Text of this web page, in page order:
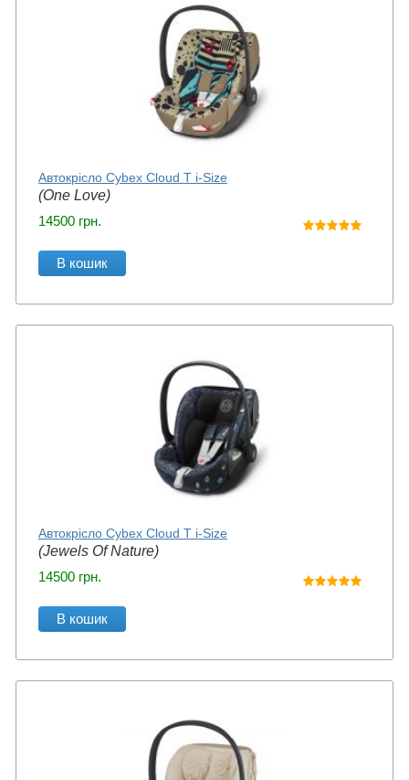
Автокрісло Cybex Cloud T i-Size
(One Love)
14500 грн.
В кошик
Автокрісло Cybex Cloud T i-Size
(Jewels Of Nature)
14500 грн.
В кошик